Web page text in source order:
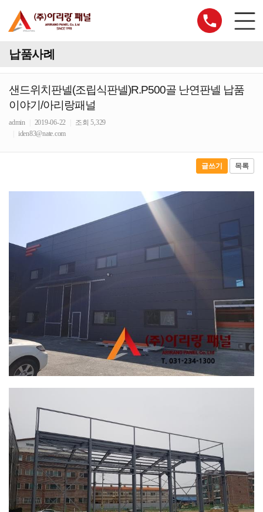
납품사례
샌드위치판넬(조립식판넬)R.P500골 난연판넬 납품
이야기/아리랑패널
admin 2019-06-22
조회 5,329
iden83@nate.com
글쓰기 목록